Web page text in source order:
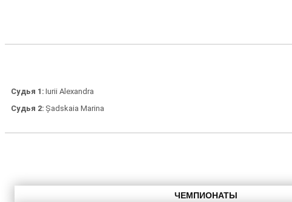
Судья 1 Iurii Alexandra
Судья 2 Șadskaia Marina
ЧЕМПИОНАТЫ